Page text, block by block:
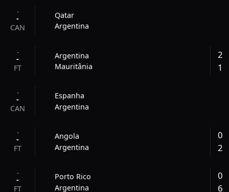
-
-
CAN
Qatar
Argentina
-
-
FT
Argentina
Mauritânia
2
1
-
-
CAN
Espanha
Argentina
-
-
FT
Angola
Argentina
0
2
-
-
FT
Porto Rico
Argentina
0
6